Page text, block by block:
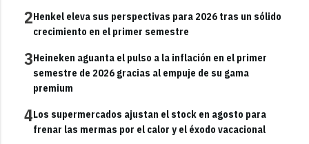
2Henkel eleva sus perspectivas para 2026 tras un sólido
crecimiento en el primer semestre
3Heineken aguanta el pulso a la inflación en el primer
semestre de 2026 gracias al empuje de su gama
premium
4Los supermercados ajustan el stock en agosto para
frenar las mermas por el calor y el éxodo vacacional